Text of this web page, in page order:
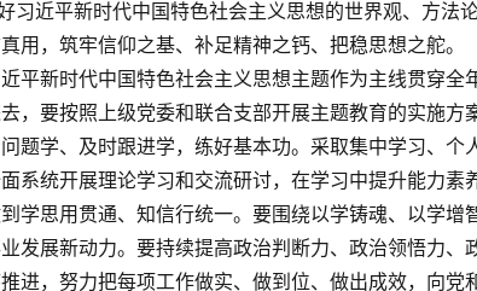
习近平新时代中国特色社会主义思想的世界观、方法
用，筑牢信仰之基、补足精神之钙、把稳思想之舵。
平新时代中国特色社会主义思想主题作为主线贯穿全
，要按照上级党委和联合支部开展主题教育的实施方
题学、及时跟进学，练好基本功。采取集中学习、个
系统开展理论学习和交流研讨，在学习中提升能力素
学思用贯通、知信行统一。要围绕以学铸魂、以学增
发展新动力。要持续提高政治判断力、政治领悟力、
进，努力把每项工作做实、做到位、做出成效，向党